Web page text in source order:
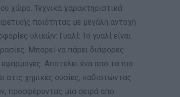
χώρο. Τεχνικά χαρακτηριστικά:
ποιότητας με μεγάλη αντοχή
υλικών: Γυαλί: Το γυαλί είναι
Μπορεί να πάρει διάφορες
Αποτελεί ένα από τα πιο
στις χημικές ουσίες, καθιστώντας
προσφέροντας μια σειρά από